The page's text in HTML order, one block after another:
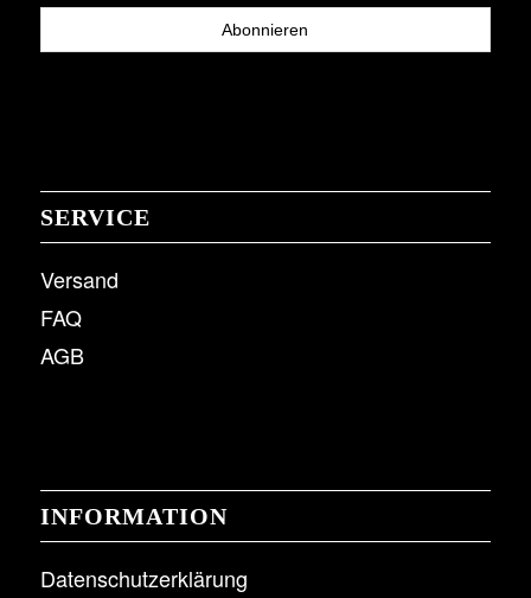
SERVICE
Versand
FAQ
AGB
INFORMATION
Datenschutzerklärung